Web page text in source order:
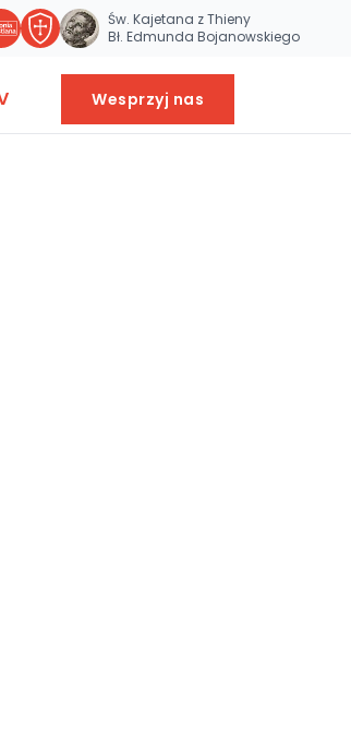
Św. Kajetana z Thieny
Bł. Edmunda Bojanowskiego
Wesprzyj nas